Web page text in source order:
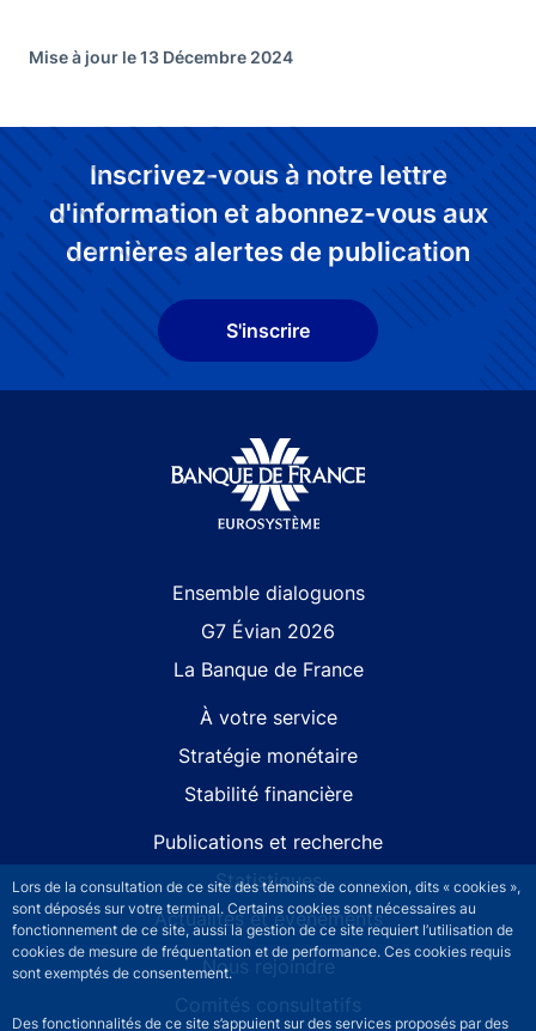
Lors de la consultation de ce site des témoins de connexion, dits « cookies »,
sont déposés sur votre terminal. Certains cookies sont nécessaires au
fonctionnement de ce site, aussi la gestion de ce site requiert l’utilisation de
cookies de mesure de fréquentation et de performance. Ces cookies requis
sont exemptés de consentement.
Des fonctionnalités de ce site s’appuient sur des services proposés par des
Mise à jour le 13 Décembre 2024
Inscrivez-vous à notre lettre
d'information et abonnez-vous aux
dernières alertes de publication
S'inscrire
Ensemble dialoguons
G7 Évian 2026
La Banque de France
À votre service
Stratégie monétaire
Stabilité financière
Publications et recherche
Statistiques
Actualités et événements
Nous rejoindre
Comités consultatifs